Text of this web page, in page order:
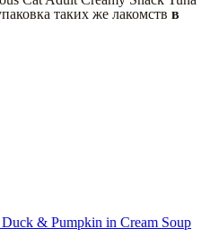
таких же лакомств в
& Pumpkin in Cream Soup